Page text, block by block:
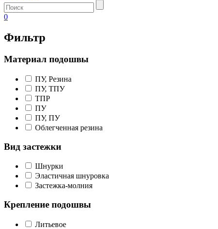
0
Фильтр
Материал подошвы
ПУ, Резина
ПУ, ТПУ
ТПР
ПУ
ПУ, ПУ
Облегченная резина
Вид застежки
Шнурки
Эластичная шнуровка
Застежка-молния
Крепление подошвы
Литьевое